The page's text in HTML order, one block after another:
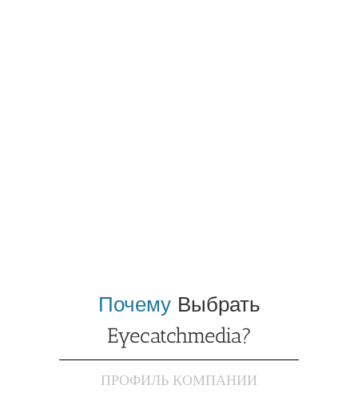
ПочемуВыбрать
Eyecatchmedia?
ПРОФИЛЬ КОМПАНИИ